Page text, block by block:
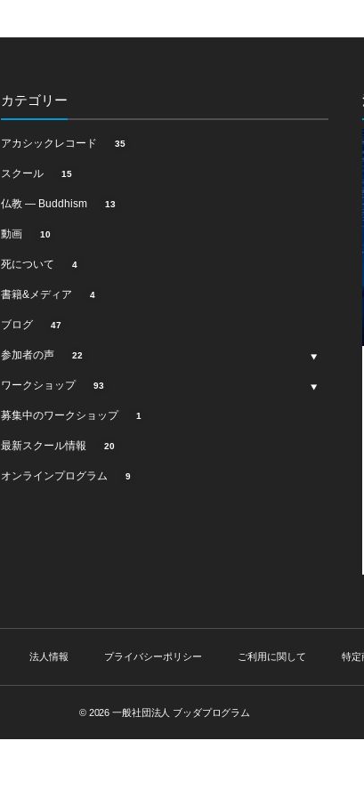
カテゴリー
アカシックレコード 35
スクール 15
仏教 ― Buddhism 13
動画 10
死について 4
書籍&メディア 4
ブログ 47
参加者の声 22
ワークショップ 93
募集中のワークショップ 1
最新スクール情報 20
オンラインプログラム 9
法人情報 プライバシーポリシー ご利用に関して 特定
© 2026一般社団法人 ブッダプログラム